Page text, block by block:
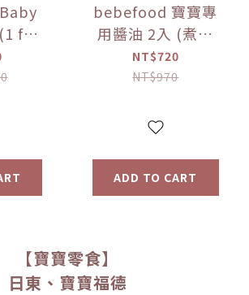
for
bebefood 寶寶專
用醬油 2入 (煮湯
*1+沾用*1) +little
pasta造型義大利麵
限定】
NT$720
NT$970
ADD TO CART
【寶寶零食】
日東、寶寶福德